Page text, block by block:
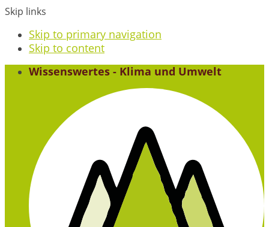
Skip links
Skip to primary navigation
Skip to content
Wissenswertes - Klima und Umwelt